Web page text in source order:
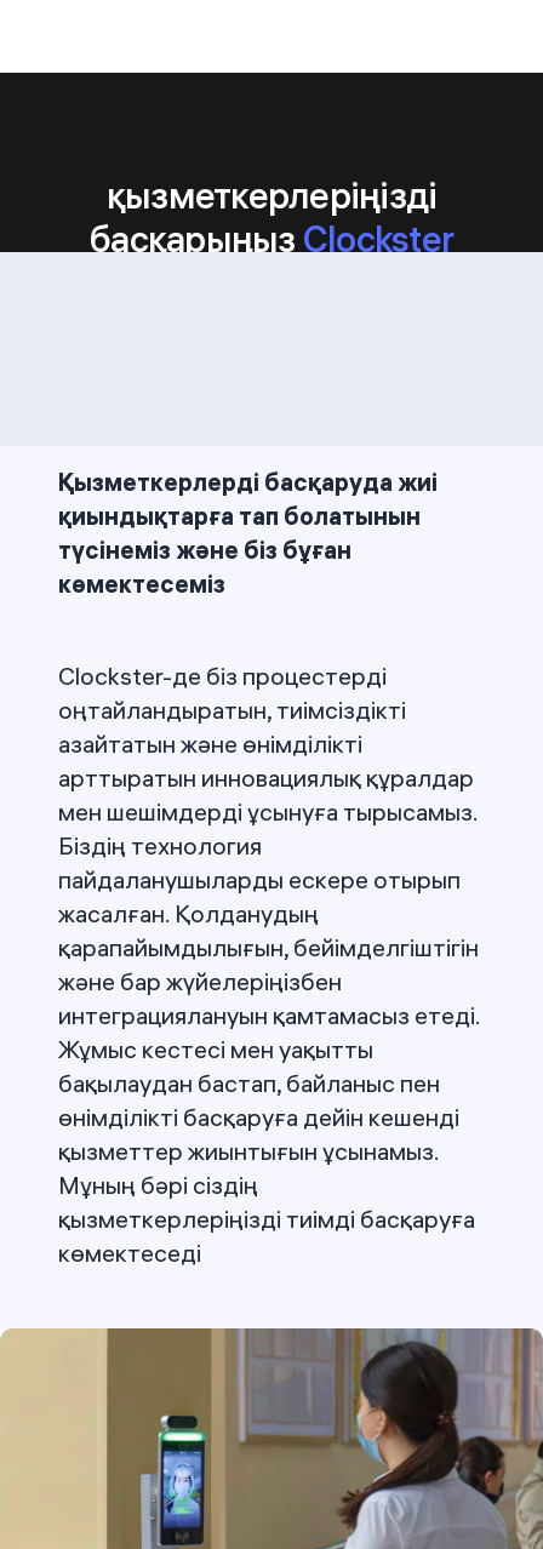
қызметкерлеріңізді
басқарыңыз Clockster
Қызметкерлерді басқаруда жиі
қиындықтарға тап болатынын
түсінеміз және біз бұған
көмектесеміз
Clockster-де біз процестерді
оңтайландыратын, тиімсіздікті
азайтатын және өнімділікті
арттыратын инновациялық құралдар
мен шешімдерді ұсынуға тырысамыз.
Біздің технология
пайдаланушыларды ескере отырып
жасалған. Қолданудың
қарапайымдылығын, бейімделгіштігін
және бар жүйелеріңізбен
интеграциялануын қамтамасыз етеді.
Жұмыс кестесі мен уақытты
бақылаудан бастап, байланыс пен
өнімділікті басқаруға дейін кешенді
қызметтер жиынтығын ұсынамыз.
Мұның бәрі сіздің
қызметкерлеріңізді тиімді басқаруға
көмектеседі